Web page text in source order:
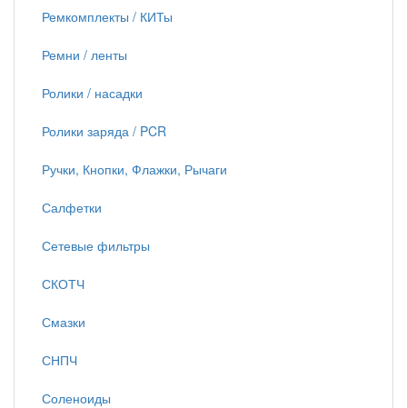
Ремкомплекты / КИТы
Ремни / ленты
Ролики / насадки
Ролики заряда / PCR
Ручки, Кнопки, Флажки, Рычаги
Салфетки
Сетевые фильтры
СКОТЧ
Смазки
СНПЧ
Соленоиды